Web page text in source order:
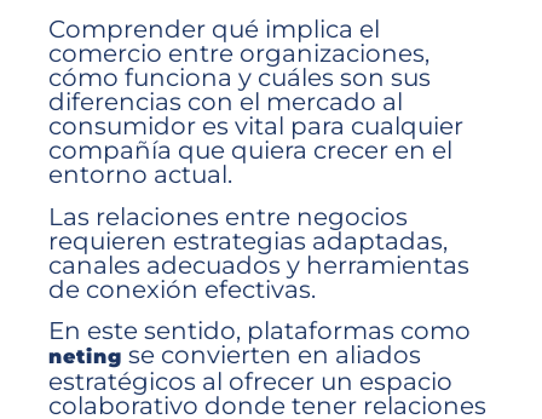
Comprender qué implica el
comercio entre organizaciones,
cómo funciona y cuáles son sus
diferencias con el mercado al
consumidor es vital para cualquier
compañía que quiera crecer en el
entorno actual.
Las relaciones entre negocios
requieren estrategias adaptadas,
canales adecuados y herramientas
de conexión efectivas.
En este sentido, plataformas como
neting se convierten en aliados
estratégicos al ofrecer un espacio
colaborativo donde tener relaciones